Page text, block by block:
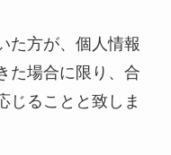
た方が、個人情報
た場合に限り、合
じることと致しま